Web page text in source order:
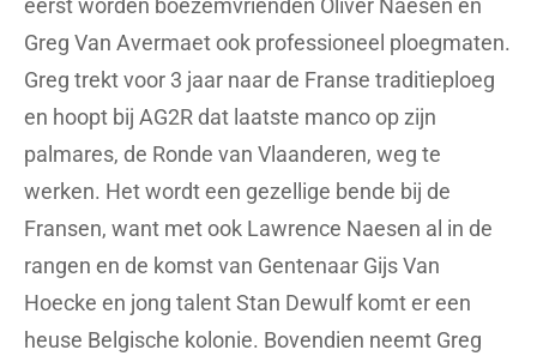
eerst worden boezemvrienden Oliver Naesen en
Greg Van Avermaet ook professioneel ploegmaten.
Greg trekt voor 3 jaar naar de Franse traditieploeg
en hoopt bij AG2R dat laatste manco op zijn
palmares, de Ronde van Vlaanderen, weg te
werken. Het wordt een gezellige bende bij de
Fransen, want met ook Lawrence Naesen al in de
rangen en de komst van Gentenaar Gijs Van
Hoecke en jong talent Stan Dewulf komt er een
heuse Belgische kolonie. Bovendien neemt Greg